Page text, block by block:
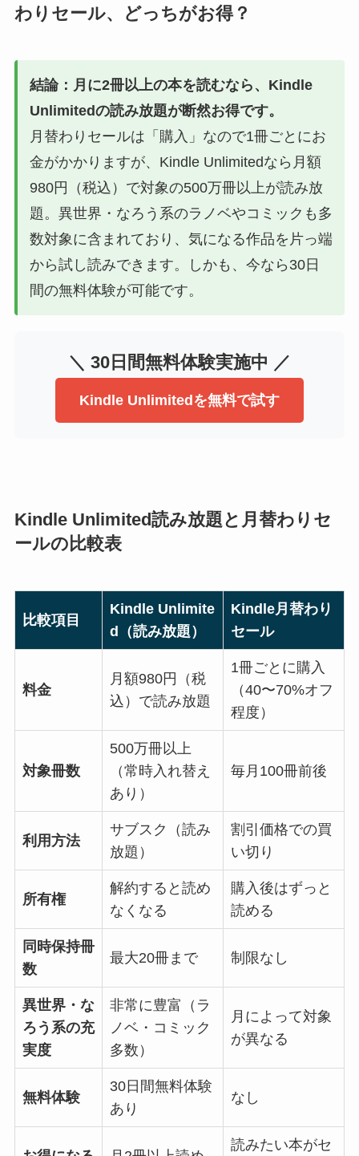
わりセール、どっちがお得？
結論：月に2冊以上の本を読むなら、Kindle
Unlimitedの読み放題が断然お得です。
月替わりセールは「購入」なので1冊ごとにお
金がかかりますが、Kindle Unlimitedなら月額
980円（税込）で対象の500万冊以上が読み放
題。異世界・なろう系のラノベやコミックも多
数対象に含まれており、気になる作品を片っ端
から試し読みできます。しかも、今なら30日
間の無料体験が可能です。
＼ 30日間無料体験実施中 ／
Kindle Unlimitedを無料で試す
Kindle Unlimited読み放題と月替わりセ
ールの比較表
比較項目
Kindle Unlimite
d（読み放題）
Kindle月替わり
セール
料金
月額980円（税
込）で読み放題
1冊ごとに購入
（40〜70%オフ
程度）
対象冊数
500万冊以上
（常時入れ替え
あり）
毎月100冊前後
利用方法
サブスク（読み
放題）
割引価格での買
い切り
所有権
解約すると読め
なくなる
購入後はずっと
読める
同時保持冊
数
最大20冊まで 制限なし
異世界・な
ろう系の充
実度
非常に豊富（ラ
ノベ・コミック
多数）
月によって対象
が異なる
無料体験
30日間無料体験
あり
なし
読みたい本がセ